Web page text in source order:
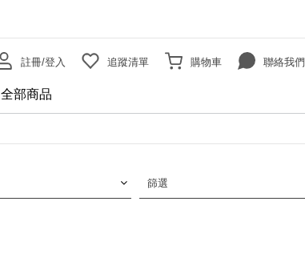
註冊/登入 追蹤清單 購物車 聯絡我們
全部商品
篩選